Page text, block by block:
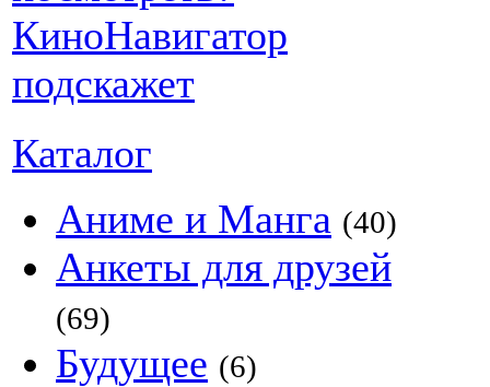
Каталог
Аниме и Манга (40)
Анкеты для друзей
(69)
Будущее (6)